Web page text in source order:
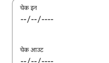
चेक इन
चेक आउट